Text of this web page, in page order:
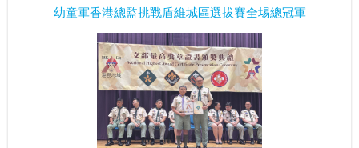
幼童軍香港總監挑戰盾維城區選拔賽全埸總冠軍